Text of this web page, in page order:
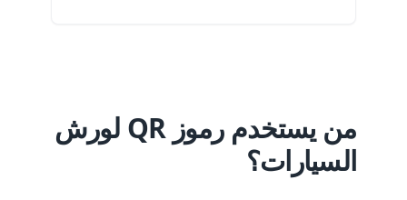
من يستخدم رموز QR لورش
السيارات؟